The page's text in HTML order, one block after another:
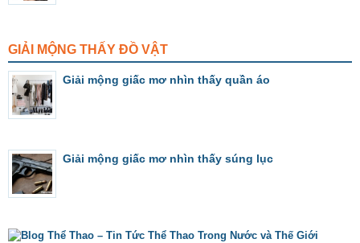
GIẢI MỘNG THẤY ĐỒ VẬT
Giải mộng giấc mơ nhìn thấy quần áo
Giải mộng giấc mơ nhìn thấy súng lục